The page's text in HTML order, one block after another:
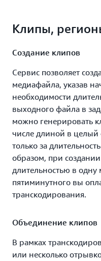
предоставленный
Зашифрованные
Вы можете
качестве входных для
Transcoder или
файлы с помощью
варианты включают
интеграцию с
сервера
, а также
которыми можно
помощью
сервиса
Более того,
распространяется не
водяные знаки.
Последовательная
Клипы,
Создание клипов
Сервис позволяет
медиафайла, указав
необходимости
выходного файла в
можно генерировать
числе длиной в целый
только за
образом, при
длительностью в одну
пятиминутного вы
транскодирования.
Объединение клипов
В рамках
или несколько